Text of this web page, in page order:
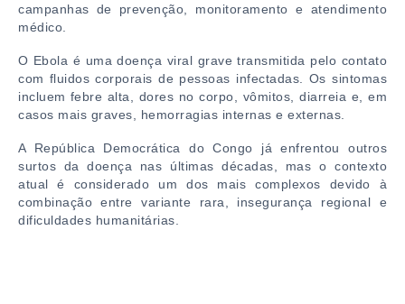
campanhas de prevenção, monitoramento e atendimento
médico.
O Ebola é uma doença viral grave transmitida pelo contato
com fluidos corporais de pessoas infectadas. Os sintomas
incluem febre alta, dores no corpo, vômitos, diarreia e, em
casos mais graves, hemorragias internas e externas.
A República Democrática do Congo já enfrentou outros
surtos da doença nas últimas décadas, mas o contexto
atual é considerado um dos mais complexos devido à
combinação entre variante rara, insegurança regional e
dificuldades humanitárias.